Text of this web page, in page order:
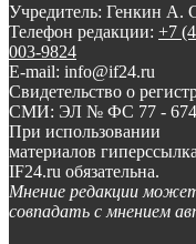
Учредитель: Генкин А.
Телефон редакции: +7
003-9824
E-mail: info@if24.ru
Свидетельство о
СМИ: ЭЛ № ФС 77 -
При использовании
материалов
IF24.ru обязательна.
Мнение редакции
совпадать с мнением